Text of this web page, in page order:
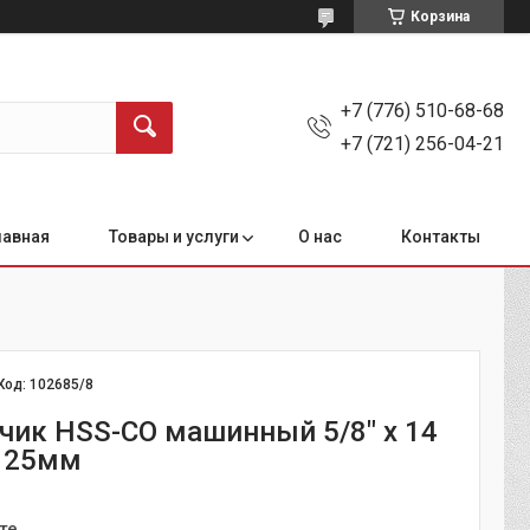
Корзина
+7 (776) 510-68-68
+7 (721) 256-04-21
Товары и услуги О нас Контакты
102685/8
HSS-CO машинный 5/8" х 14